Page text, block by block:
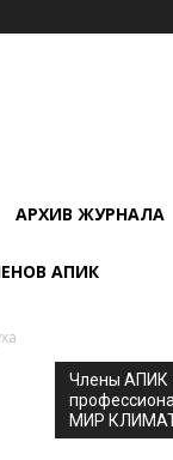
АРХИВ ЖУРНАЛА
АПИК
Члены АПИК
МИР